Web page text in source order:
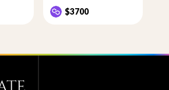
$3700